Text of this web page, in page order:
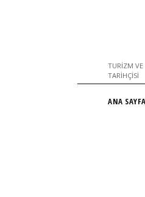
TURIZM VE
TARIHÇISI
ANA SAYFA